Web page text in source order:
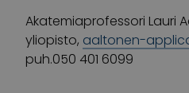
Akatemiaprofessori Lauri
yliopisto, aaltonen-
puh.050 401 6099